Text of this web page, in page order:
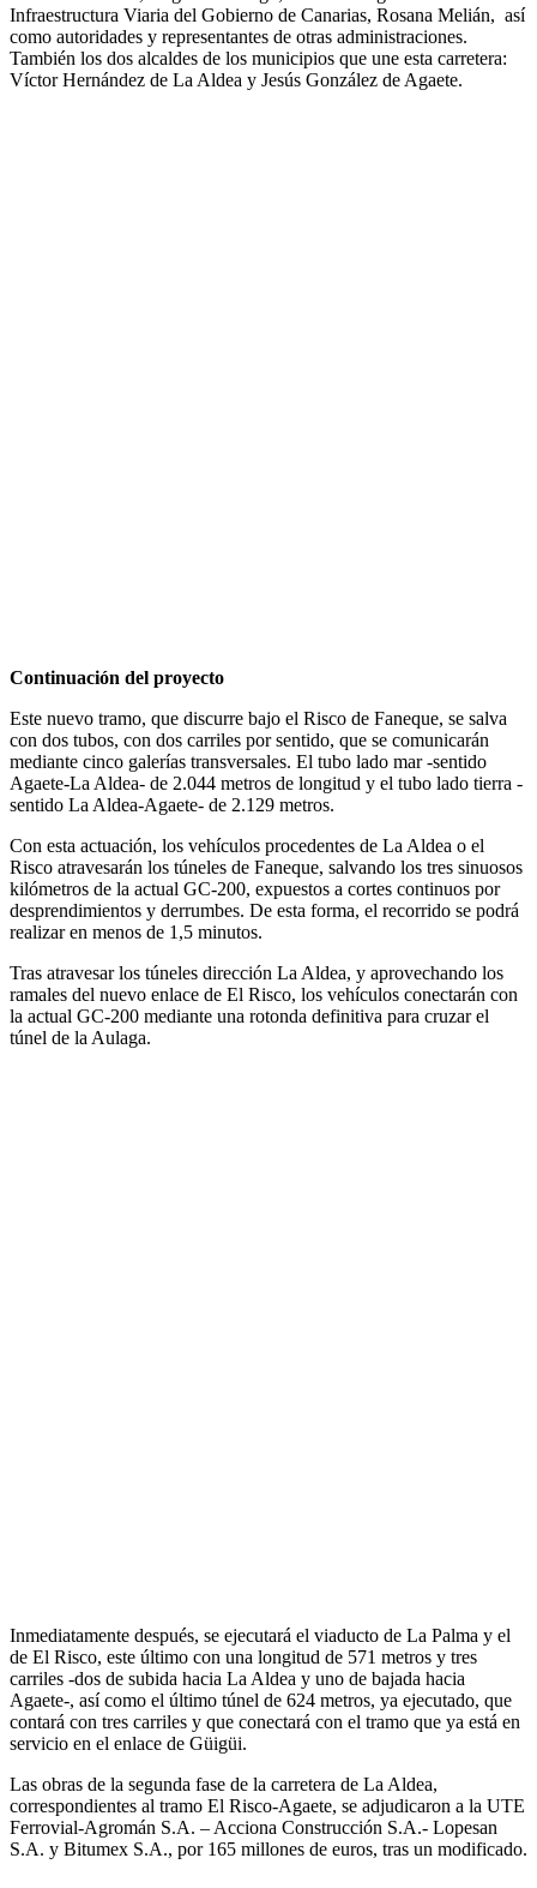
Infraestructura Viaria del Gobierno de Canarias, Rosana Melián, así
como autoridades y representantes de otras administraciones.
También los dos alcaldes de los municipios que une esta carretera:
Víctor Hernández de La Aldea y Jesús González de Agaete.
Continuación del proyecto
Este nuevo tramo, que discurre bajo el Risco de Faneque, se salva
con dos tubos, con dos carriles por sentido, que se comunicarán
mediante cinco galerías transversales. El tubo lado mar -sentido
Agaete-La Aldea- de 2.044 metros de longitud y el tubo lado tierra -
sentido La Aldea-Agaete- de 2.129 metros.
Con esta actuación, los vehículos procedentes de La Aldea o el
Risco atravesarán los túneles de Faneque, salvando los tres sinuosos
kilómetros de la actual GC-200, expuestos a cortes continuos por
desprendimientos y derrumbes. De esta forma, el recorrido se podrá
realizar en menos de 1,5 minutos.
Tras atravesar los túneles dirección La Aldea, y aprovechando los
ramales del nuevo enlace de El Risco, los vehículos conectarán con
la actual GC-200 mediante una rotonda definitiva para cruzar el
túnel de la Aulaga.
Inmediatamente después, se ejecutará el viaducto de La Palma y el
de El Risco, este último con una longitud de 571 metros y tres
carriles -dos de subida hacia La Aldea y uno de bajada hacia
Agaete-, así como el último túnel de 624 metros, ya ejecutado, que
contará con tres carriles y que conectará con el tramo que ya está en
servicio en el enlace de Güigüi.
Las obras de la segunda fase de la carretera de La Aldea,
correspondientes al tramo El Risco-Agaete, se adjudicaron a la UTE
Ferrovial-Agromán S.A. – Acciona Construcción S.A.- Lopesan
S.A. y Bitumex S.A., por 165 millones de euros, tras un modificado.